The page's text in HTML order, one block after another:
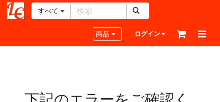
ー
すべて
Toggle navigation
商品 ログイン